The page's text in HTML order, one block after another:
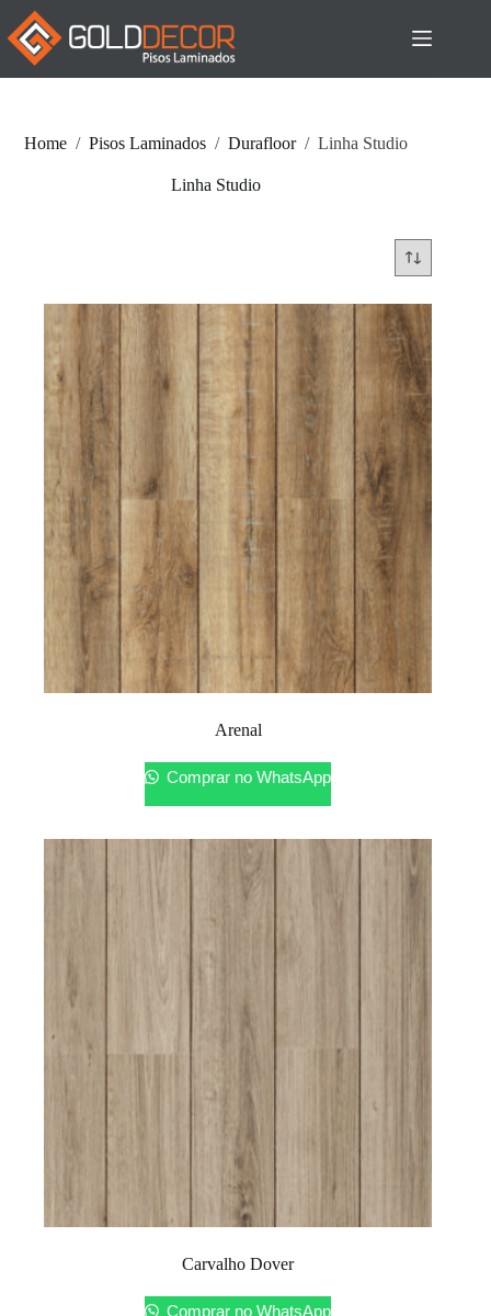
Pular
para
conteúdo
Home / Pisos Laminados / Durafloor / Linha Studio
Linha Studio
Arenal
Comprar no WhatsApp
Carvalho Dover
Comprar no WhatsApp